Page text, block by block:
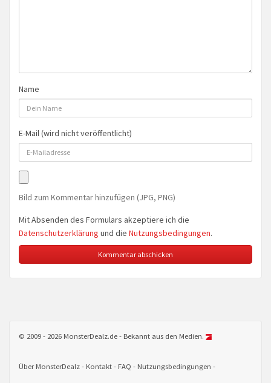
Name
E-Mail (wird nicht veröffentlicht)
Bild zum Kommentar hinzufügen (JPG, PNG)
Mit Absenden des Formulars akzeptiere ich die
Datenschutzerklärung und die Nutzungsbedingungen.
© 2009 - 2026 MonsterDealz.de - Bekannt aus den Medien.
Über MonsterDealz Kontakt FAQ Nutzungsbedingungen